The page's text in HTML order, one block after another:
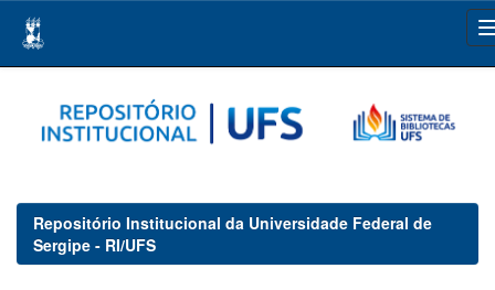
navigation
Repositório Institucional da Universidade Federal de
Sergipe - RI/UFS